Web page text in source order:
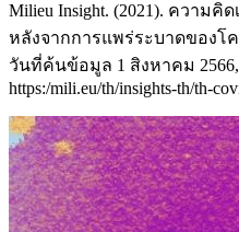
Milieu Insight. (2021). ความ
หลังจากการแพร่ระบาดของโ
วันที่ค้นข้อมูล 1 สิงหาคม 2566,
https:/mili.eu/th/insights-th/th-